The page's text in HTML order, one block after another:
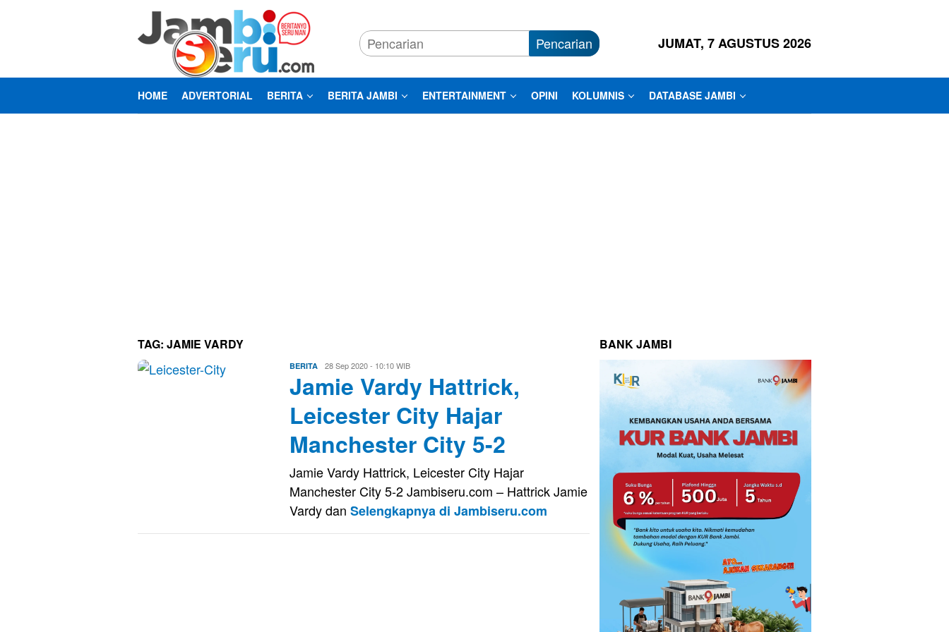
Pencarian JUMAT, 7 AGUSTUS 2026
HOME ADVERTORIAL BERITA BERITA JAMBI ENTERTAINMENT OPINI KOLUMNIS DATABASE JAMBI
TAG: JAMIE VARDY
BERITA Eri
Saputra
28 Sep 2020 - 10:10 WIB
Jamie Vardy Hattrick,
Leicester City Hajar
Manchester City 5-2
Jamie Vardy Hattrick, Leicester City Hajar
Manchester City 5-2 Jambiseru.com – Hattrick Jamie
Vardy dan Selengkapnya di Jambiseru.com
BANK JAMBI